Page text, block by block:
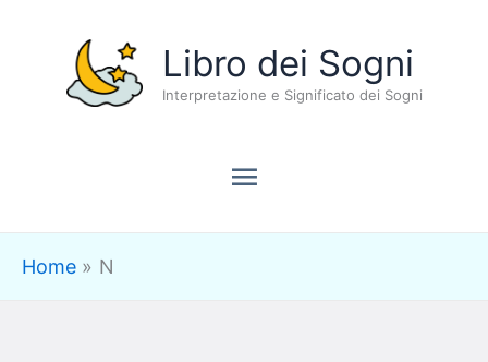
contenuto
Libro dei Sogni
Interpretazione e Significato dei Sogni
Menu
principale
Home N